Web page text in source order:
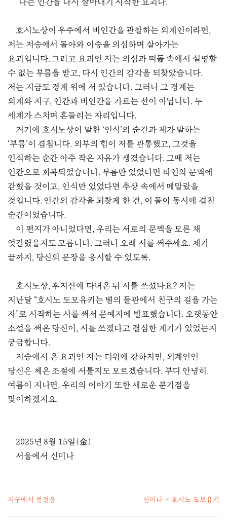
“나는 인간을 다시 살아내기 시작한 요괴다.”
호시노상이 우주에서 비인간을 관찰하는 외계인이라면,
저는 저승에서 돌아와 이승을 의심하며 살아가는
요괴입니다. 그리고 요괴인 저는 의심과 떠돎 속에서 설명할
수 없는 부름을 받고, 다시 인간의 감각을 되찾았습니다.
저는 지금도 경계 위에 서 있습니다. 그러나 그 경계는
외계와 지구, 인간과 비인간을 가르는 선이 아닙니다. 두
세계가 스치며 흔들리는 자리입니다.
거기에 호시노상이 말한 ‘인식’의 순간과 제가 말하는
‘부름’이 겹칩니다. 외부의 힘이 저를 관통했고, 그것을
인식하는 순간 아주 작은 자유가 생겼습니다. 그때 저는
인간으로 회복되었습니다. 부름만 있었다면 타인의 문맥에
갇혔을 것이고, 인식만 있었다면 추상 속에서 메말랐을
것입니다. 인간의 감각을 되찾게 한 건, 이 둘이 동시에 겹친
순간이었습니다.
이 편지가 아니었다면, 우리는 서로의 문맥을 모른 채
엇갈렸을지도 모릅니다. 그러니 오래 시를 써주세요. 제가
끝까지, 당신의 문장을 응시할 수 있도록.
호시노상, 후지산에 다녀온 뒤 시를 쓰셨나요? 저는
지난달 “호시노 도모유키는 별의 들판에서 친구의 길을 가는
자”로 시작하는 시를 써서 문예지에 발표했습니다. 오랫동안
소설을 써온 당신이, 시를 쓰겠다고 결심한 계기가 있었는지
궁금합니다.
저승에서 온 요괴인 저는 더위에 강하지만, 외계인인
당신은 체온 조절에 서툴지도 모르겠습니다. 부디 안녕히.
여름이 지나면, 우리의 이야기 또한 새로운 분기점을
맞이하겠지요.
2025년 8월 15일(金)
서울에서 신미나
지구에서 반걸음 신미나 × 호시노 도모유키